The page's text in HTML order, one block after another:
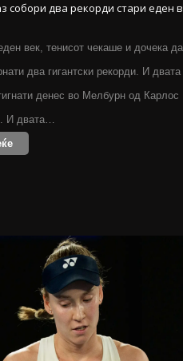
собори два рекорди стари еден
век, тенисот чекаше и дочека да
два гигантски рекорди. И двата
денес во Мелбурн од Карлос
И двата…